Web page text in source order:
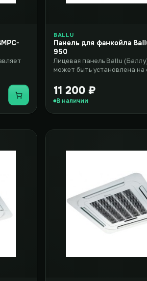
Купить
BALLU
Панель для фанкойла
950
Лицевая панель Ballu
может быть установлена на
11 200 ₽
В наличии